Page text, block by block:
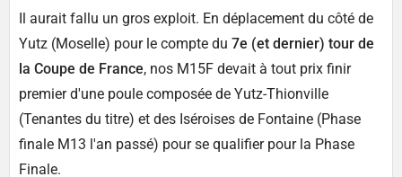
Il aurait fallu un gros exploit. En déplacement du côté de
Yutz (Moselle) pour le compte du 7e (et dernier) tour de
la Coupe de France, nos M15F devait à tout prix finir
premier d'une poule composée de Yutz-Thionville
(Tenantes du titre) et des Iséroises de Fontaine (Phase
finale M13 l'an passé) pour se qualifier pour la Phase
Finale.